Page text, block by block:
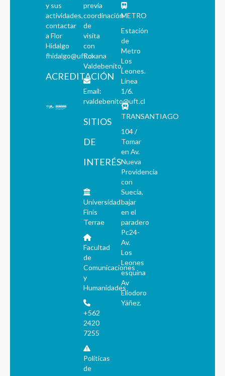
y sus
actividades,
contactar
a Flor
Hidalgo
fhidalgo@uft.cl
ACREDITACIÓN
previa
coordinación
de
visita
con
Roxana
Valdebenito.
Email:
rvaldebenito@uft.cl
SITIOS
DE
INTERÉS
Universidad
Finis
Terrae
Facultad
de
Comunicaciones
y
Humanidades
+562
2420
7255
Políticas
de
METRO
Estación
de
Metro
Los
Leones.
Línea
1/6.
TRANSANTIAGO
104 /
Tomar
en Av.
Nueva
Providencia
con
Suecia,
bajar
en el
paradero
Pc24-
Av.
Los
Leones
esquina
Av
Eliodoro
Yáñez.